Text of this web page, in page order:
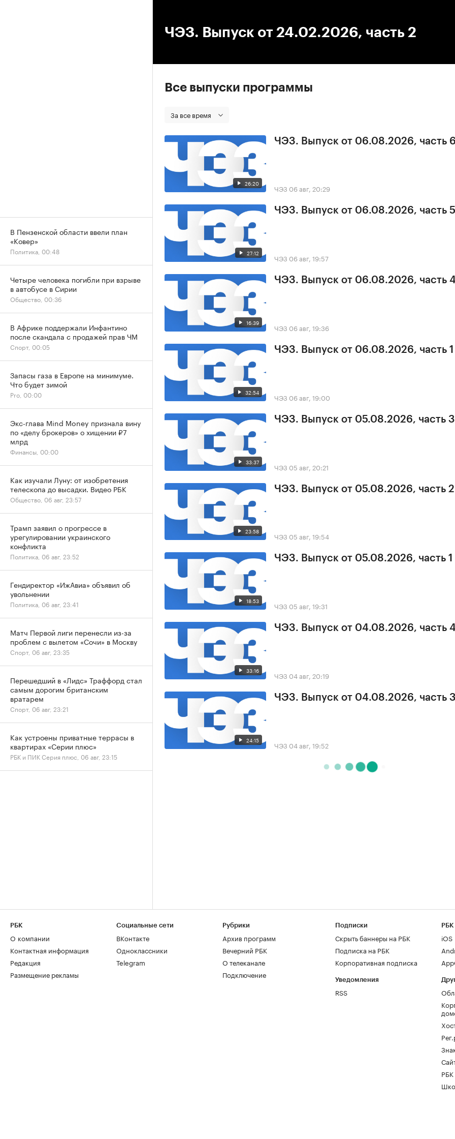
ЧЭЗ. Выпуск от 24.02.2026, часть 2
Все выпуски программы
За все время
26:20
ЧЭЗ. Выпуск от 06.08.2026, часть
ЧЭЗ 06 авг, 20:29
27:12
ЧЭЗ. Выпуск от 06.08.2026, часть 5
ЧЭЗ 06 авг, 19:57
16:39
ЧЭЗ. Выпуск от 06.08.2026, часть
ЧЭЗ 06 авг, 19:36
32:54
ЧЭЗ. Выпуск от 06.08.2026, часть 1
ЧЭЗ 06 авг, 19:00
33:37
ЧЭЗ. Выпуск от 05.08.2026, часть 3
ЧЭЗ 05 авг, 20:21
23:58
ЧЭЗ. Выпуск от 05.08.2026, часть 2
ЧЭЗ 05 авг, 19:54
18:53
ЧЭЗ. Выпуск от 05.08.2026, часть 1
ЧЭЗ 05 авг, 19:31
33:16
ЧЭЗ. Выпуск от 04.08.2026, часть
ЧЭЗ 04 авг, 20:19
24:15
ЧЭЗ. Выпуск от 04.08.2026, часть
ЧЭЗ 04 авг, 19:52
В Пензенской области ввели план
«Ковер»
Политика, 00:48
Четыре человека погибли при взрыве
в автобусе в Сирии
Общество, 00:36
В Африке поддержали Инфантино
после скандала с продажей прав ЧМ
Спорт, 00:05
Запасы газа в Европе на минимуме.
Что будет зимой
Pro, 00:00
Экс-глава Mind Money признала вину
по «делу брокеров» о хищении ₽7
млрд
Финансы, 00:00
Как изучали Луну: от изобретения
телескопа до высадки. Видео РБК
Общество, 06 авг, 23:57
Трамп заявил о прогрессе в
урегулировании украинского
конфликта
Политика, 06 авг, 23:52
Гендиректор «ИжАвиа» объявил об
увольнении
Политика, 06 авг, 23:41
Матч Первой лиги перенесли из-за
проблем с вылетом «Сочи» в Москву
Спорт, 06 авг, 23:35
Перешедший в «Лидс» Траффорд стал
самым дорогим британским
вратарем
Спорт, 06 авг, 23:21
Как устроены приватные террасы в
квартирах «Серии плюс»
РБК и ПИК Серия плюс, 06 авг, 23:15
РБК
О компании
Контактная информация
Редакция
Размещение рекламы
Социальные сети
ВКонтакте
Одноклассники
Telegram
Рубрики
Архив программ
Вечерний РБК
О телеканале
Подключение
Подписки
Скрыть баннеры на РБК
Подписка на РБК
Корпоративная подписка
Уведомления
RSS
РБК
iOS